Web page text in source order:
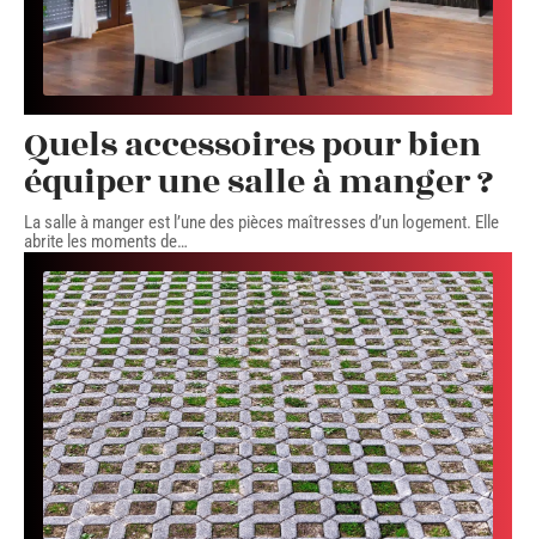
Quels accessoires pour bien
équiper une salle à manger ?
La salle à manger est l’une des pièces maîtresses d’un logement. Elle
abrite les moments de…